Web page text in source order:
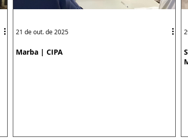
Marba | CIPA
21 de out. de 2025